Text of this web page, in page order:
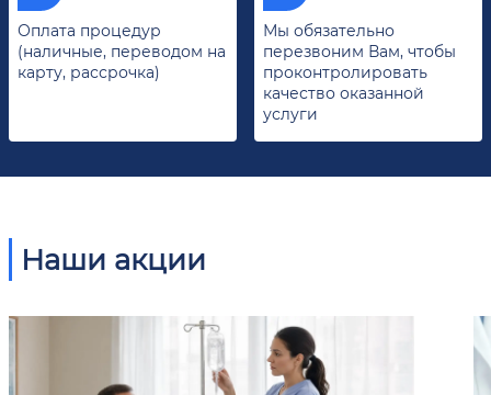
Оплата процедур
(наличные, переводом на
карту, рассрочка)
Мы обязательно
перезвоним Вам, чтобы
проконтролировать
качество оказанной
услуги
Наши акции